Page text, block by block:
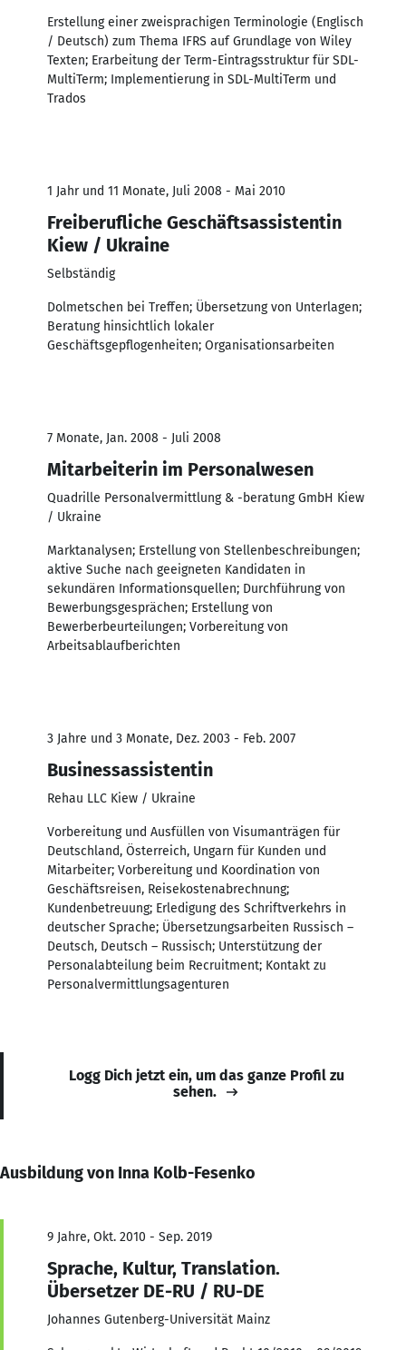
Erstellung einer zweisprachigen Terminologie (Englisch
/ Deutsch) zum Thema IFRS auf Grundlage von Wiley
Texten; Erarbeitung der Term-Eintragsstruktur für SDL-
MultiTerm; Implementierung in SDL-MultiTerm und
Trados
1 Jahr und 11 Monate, Juli 2008 - Mai 2010
Freiberufliche Geschäftsassistentin
Kiew / Ukraine
Selbständig
Dolmetschen bei Treffen; Übersetzung von Unterlagen;
Beratung hinsichtlich lokaler
Geschäftsgepflogenheiten; Organisationsarbeiten
7 Monate, Jan. 2008 - Juli 2008
Mitarbeiterin im Personalwesen
Quadrille Personalvermittlung & -beratung GmbH Kiew
/ Ukraine
Marktanalysen; Erstellung von Stellenbeschreibungen;
aktive Suche nach geeigneten Kandidaten in
sekundären Informationsquellen; Durchführung von
Bewerbungsgesprächen; Erstellung von
Bewerberbeurteilungen; Vorbereitung von
Arbeitsablaufberichten
3 Jahre und 3 Monate, Dez. 2003 - Feb. 2007
Businessassistentin
Rehau LLC Kiew / Ukraine
Vorbereitung und Ausfüllen von Visumanträgen für
Deutschland, Österreich, Ungarn für Kunden und
Mitarbeiter; Vorbereitung und Koordination von
Geschäftsreisen, Reisekostenabrechnung;
Kundenbetreuung; Erledigung des Schriftverkehrs in
deutscher Sprache; Übersetzungsarbeiten Russisch –
Deutsch, Deutsch – Russisch; Unterstützung der
Personalabteilung beim Recruitment; Kontakt zu
Personalvermittlungsagenturen
Logg Dich jetzt ein, um das ganze Profil zu
sehen.
Ausbildung von Inna Kolb-Fesenko
9 Jahre, Okt. 2010 - Sep. 2019
Sprache, Kultur, Translation.
Übersetzer DE-RU / RU-DE
Johannes Gutenberg-Universität Mainz